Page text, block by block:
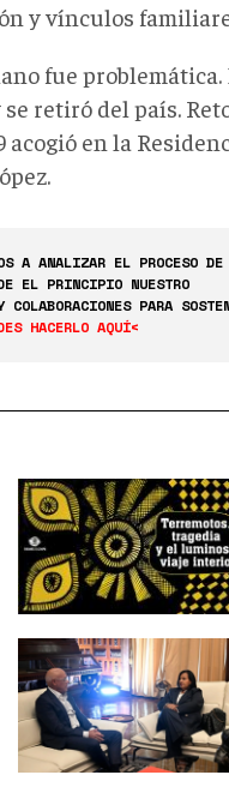
y vínculos
fue problemática.
se retiró del país.
acogió en la
A ANALIZAR EL PROCESO DE
EL PRINCIPIO NUESTRO
PARA
HACERLO AQUÍ<